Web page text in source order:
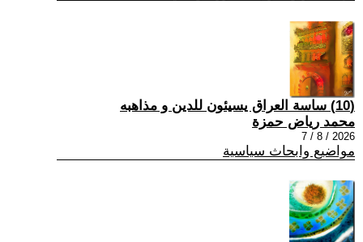
(10) ساسة العراق يسيئون للدين و مذاهبه
محمد رياض حمزة
2026 / 8 / 7
مواضيع وابحاث سياسية